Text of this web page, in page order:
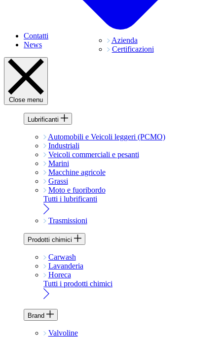
Azienda
Certificazioni
Contatti
News
Close menu
Lubrificanti
Automobili e Veicoli leggeri (PCMO)
Industriali
Veicoli commerciali e pesanti
Marini
Macchine agricole
Grassi
Moto e fuoribordo
Tutti i lubrificanti
Trasmissioni
Prodotti chimici
Carwash
Lavanderia
Horeca
Tutti i prodotti chimici
Brand
Valvoline